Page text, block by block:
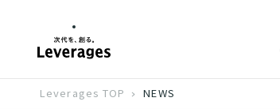
Leverages TOP NEWS